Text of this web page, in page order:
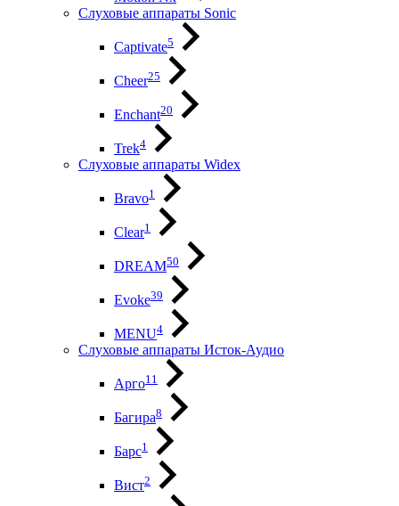
Слуховые аппараты Sonic
Captivate5
Cheer25
Enchant20
Trek4
Слуховые аппараты Widex
Bravo1
Clear1
DREAM50
Evoke39
MENU4
Слуховые аппараты Исток-Аудио
Арго11
Багира8
Барс1
Вист2